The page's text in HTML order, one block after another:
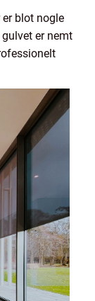
er blot nogle
er nemt